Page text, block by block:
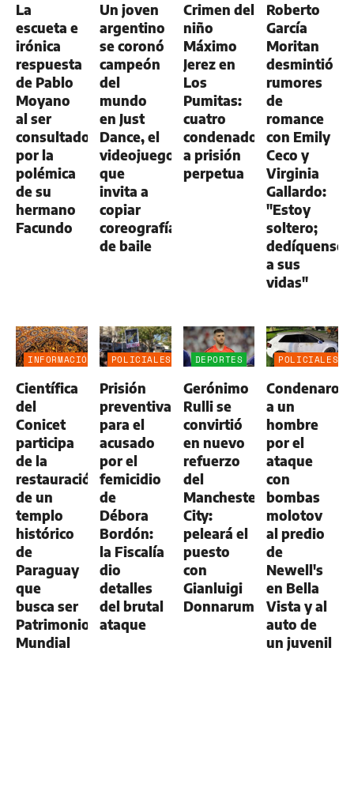
La
escueta e
irónica
respuesta
de Pablo
Moyano
al ser
consultado
por la
polémica
de su
hermano
Facundo
Un joven
argentino
se coronó
campeón
del
mundo
en Just
Dance, el
videojuego
que
invita a
copiar
coreografías
de baile
Crimen del
niño
Máximo
Jerez en
Los
Pumitas:
cuatro
condenados
a prisión
perpetua
Roberto
García
Moritan
desmintió
rumores
de
romance
con Emily
Ceco y
Virginia
Gallardo:
"Estoy
soltero;
dedíquense
a sus
vidas"
INFORMACIÓN
Científica
del
Conicet
participa
de la
restauración
de un
templo
histórico
de
Paraguay
que
busca ser
Patrimonio
Mundial
POLICIALES
Prisión
preventiva
para el
acusado
por el
femicidio
de
Débora
Bordón:
la Fiscalía
dio
detalles
del brutal
ataque
DEPORTES
Gerónimo
Rulli se
convirtió
en nuevo
refuerzo
del
Manchester
City:
peleará el
puesto
con
Gianluigi
Donnarumma
POLICIALES
Condenaron
a un
hombre
por el
ataque
con
bombas
molotov
al predio
de
Newell's
en Bella
Vista y al
auto de
un juvenil